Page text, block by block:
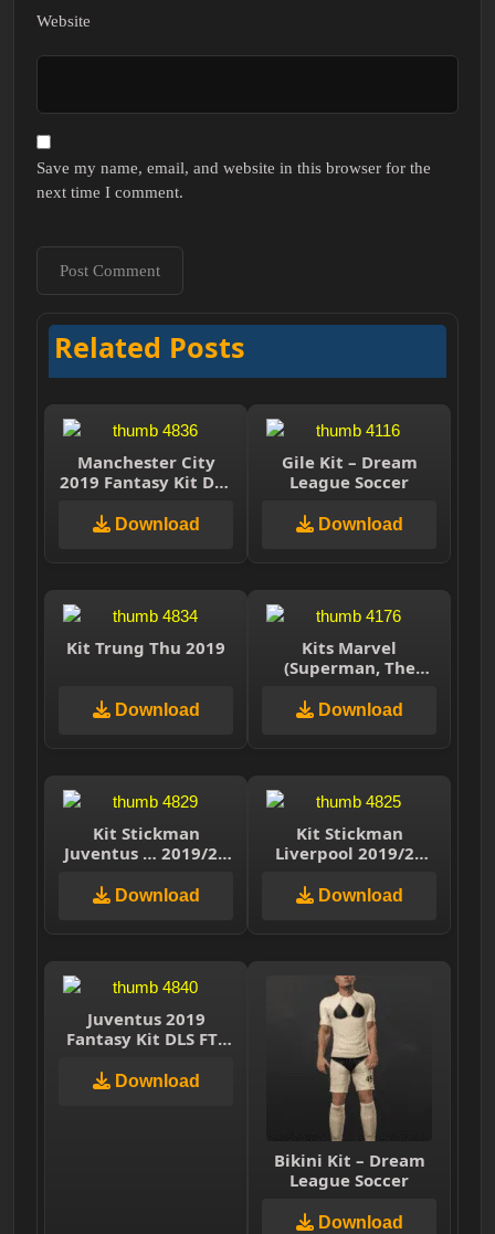
Website
Save my name, email, and website in this browser for the
next time I comment.
Related Posts
Manchester City
2019 Fantasy Kit DLS
Download
Gile Kit – Dream
League Soccer
Download
Kit Trung Thu 2019
Download
Kits Marvel
(Superman, The
Spiderman) DLS 25
Download
Kit Stickman
Juventus … 2019/20
Download
Kit Stickman
Liverpool 2019/20
Download
Juventus 2019
Fantasy Kit DLS FTS
Download
Bikini Kit – Dream
League Soccer
Download